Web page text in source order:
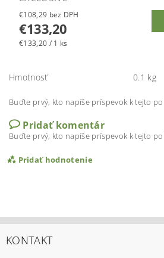
€108,29 bez DPH
€133,20
€133,20 / 1 ks
Hmotnosť 0.1 kg
Buďte prvý, kto napíše príspevok k tejto
Pridať komentár
Buďte prvý, kto napíše príspevok k tejto
Pridať hodnotenie
KONTAKT